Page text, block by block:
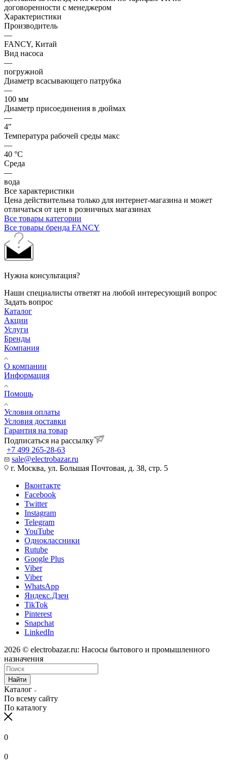
договоренности с менеджером
Характеристики
Производитель
—
FANCY, Китай
Вид насоса
—
погружной
Диаметр всасывающего патрубка
—
100 мм
Диаметр присоединения в дюймах
—
4″
Температура рабочей среды макс
—
40 °С
Среда
—
вода
Все характеристики
Цена действительна только для интернет-магазина и может
отличаться от цен в розничных магазинах
Все товары категории
Все товары бренда FANCY
Нужна консультация?
Наши специалисты ответят на любой интересующий вопрос
Задать вопрос
Каталог
Акции
Услуги
Бренды
Компания
О компании
Информация
Помощь
Условия оплаты
Условия доставки
Гарантия на товар
Подписаться на рассылку
+7 499 265-28-63
sale@electrobazar.ru
г. Москва, ул. Большая Почтовая, д. 38, стр. 5
Вконтакте
Facebook
Twitter
Instagram
Telegram
YouTube
Одноклассники
Rutube
Google Plus
Viber
Viber
WhatsApp
Яндекс.Дзен
TikTok
Pinterest
Snapchat
LinkedIn
2026 © electrobazar.ru: Насосы бытового и промышленного
назначения
Найти
Каталог
По всему сайту
По каталогу
0
0